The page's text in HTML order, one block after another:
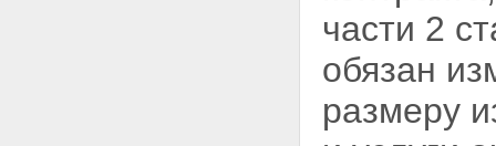
части 2
обязан
размеру